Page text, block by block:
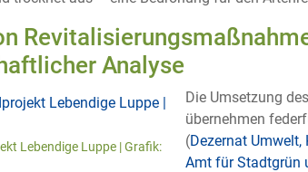
Analyse
Lebendige Luppe | Grafik:
Die Umsetzung des
übernehmen
(Dezernat
Amt für Stadtgrün